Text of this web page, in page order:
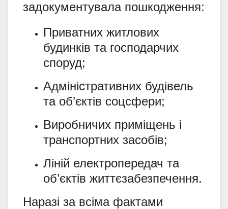
задокументувала пошкодження:
Приватних житлових
будинків та господарчих
споруд;
Адміністративних будівель
та об’єктів соцсфери;
Виробничих приміщень і
транспортних засобів;
Ліній електропередач та
об’єктів життєзабезпечення.
Наразі за всіма фактами